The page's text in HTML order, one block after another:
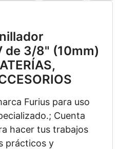
de 3/8" (10mm)
Furius para uso
Cuenta
hacer tus trabajos
prácticos y